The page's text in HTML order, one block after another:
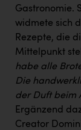
Gastronomie.
widmete sich
Rezepte, die
Mittelpunkt
habe alle
Die
der Duft beim
Ergänzend
Creator